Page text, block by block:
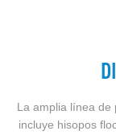
La amplia línea de
incluye hisopos